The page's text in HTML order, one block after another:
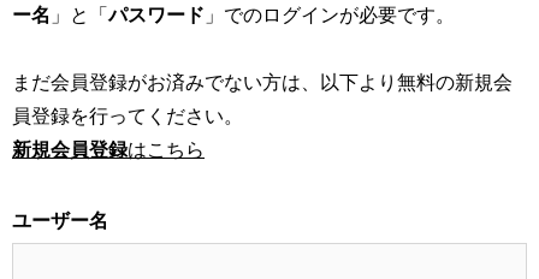
ー名 」と「パスワード 」でのログインが必要です。
まだ会員登録がお済みでない方は、以下より無料の新規会
員登録を行ってください。
新規会員登録はこちら
ユーザー名